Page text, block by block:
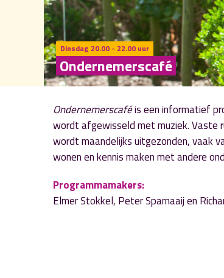
Dinsdag 20.00 - 22.00 uur
Ondernemerscafé
Ondernemerscaféis een informatief
wordt afgewisseld met muziek. Vaste
wordt maandelijks uitgezonden, vaak
wonen en kennis maken met andere
Programmamakers:
Elmer Stokkel, Peter Sparnaaij en